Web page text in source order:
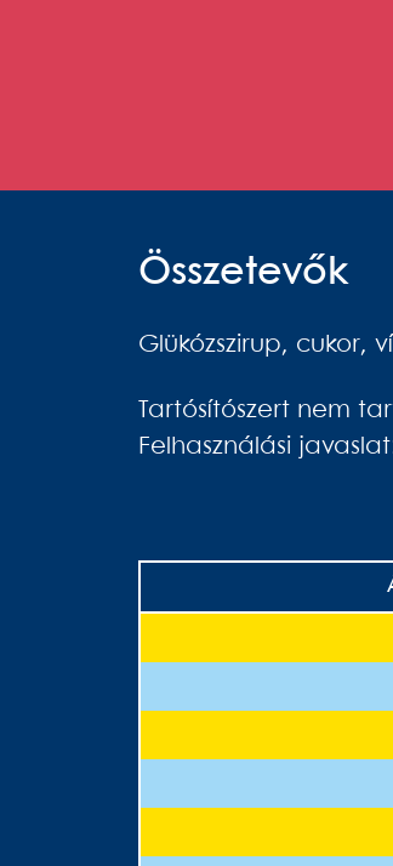
Összetevők
Glükózszirup, cukor,
Tartósítószert nem
Felhasználási